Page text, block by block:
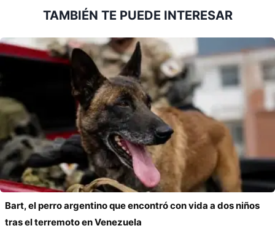
TAMBIÉN TE PUEDE INTERESAR
Bart, el perro argentino que encontró con vida a dos niños
tras el terremoto en Venezuela